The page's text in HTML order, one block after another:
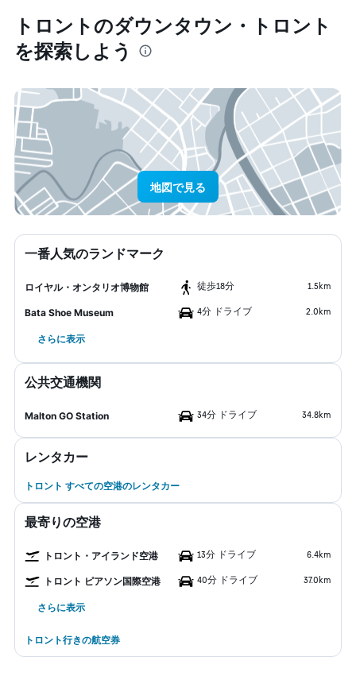
トロント​のダウンタウン・トロント​
を探索しよう
地図で見る
一番人気のランドマーク
ロイヤル・オンタリオ博物館 ​徒歩18分 1.5km
Bata Shoe Museum 4分 ドライブ 2.0km
さらに表示
公共交通機関
Malton GO Station 34分 ドライブ 34.8km
レンタカー
トロント すべての空港のレンタカー
最寄りの空港
トロント・アイランド空港 13分 ドライブ 6.4km
トロント ピアソン国際空港 40分 ドライブ 37.0km
さらに表示
トロント行きの航空券